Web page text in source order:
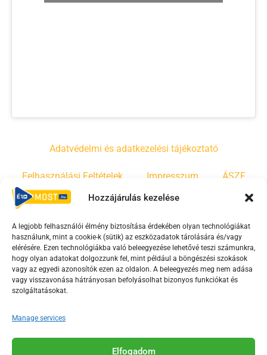
Hozzájárulás kezelése
A legjobb felhasználói élmény biztosítása érdekében olyan technológiákat
használunk, mint a cookie-k (sütik) az eszközadatok tárolására és/vagy
elérésére. Ezen technológiákba való beleegyezése lehetővé teszi számunkra,
hogy olyan adatokat dolgozzunk fel, mint például a böngészési szokások
vagy az egyedi azonosítók ezen az oldalon. A beleegyezés meg nem adása
vagy visszavonása hátrányosan befolyásolhat bizonyos funkciókat és
szolgáltatásokat.
Manage services
Elfogadom
Adatvédelmi és adatkezelési tájékoztató
Felhasználási Feltételek Impresszum ÁSZF
Irányelvek Moderálási szabályzat
F
a
c
e
o
o
Y
o
u
t
b
e
T
i
k
Az Érd Média médiaszolgáltatási tevékenységét a